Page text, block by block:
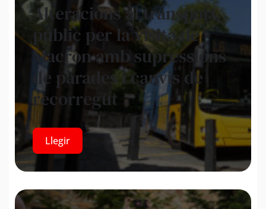
Alteracions al transport
públic per la visita de
Macron amb supressions
de parades i canvis de
recorregut
Llegir